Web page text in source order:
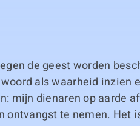
de geest worden
als waarheid inzien
mijn dienaren op aarde
ontvangst te nemen. Het